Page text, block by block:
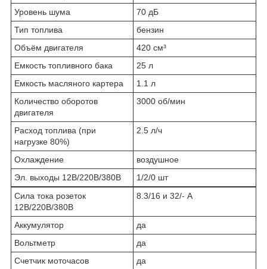
Уровень шума
70 дБ
Тип топлива
бензин
Объём двигателя
420 см³
Емкость топливного бака
25 л
Емкость масляного картера
1.1 л
Количество оборотов
двигателя
3000 об/мин
Расход топлива (при
нагрузке 80%)
2.5 л/ч
Охлаждение
воздушное
Эл. выходы 12В/220В/380В
1/2/0 шт
Сила тока розеток
12В/220В/380В
8.3/16 и 32/- А
Аккумулятор
да
Вольтметр
да
Счетчик моточасов
да